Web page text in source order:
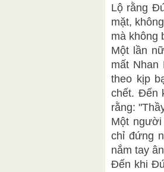
Lộ rằng
mặt,
mà không
Một lần
mất Nhan
theo kịp
chết. Đến
rằng:
Một
chỉ đứng
nắm tay
Đến khi